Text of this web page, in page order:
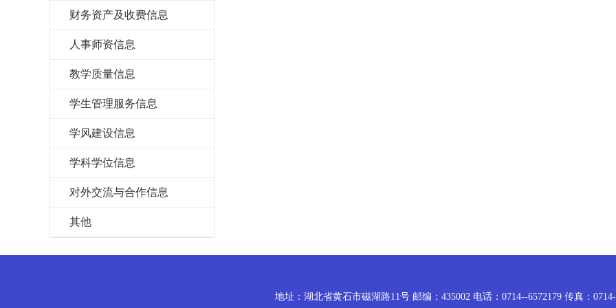
财务资产及收费信息
人事师资信息
教学质量信息
学生管理服务信息
学风建设信息
学科学位信息
对外交流与合作信息
其他
地址：湖北省黄石市磁湖路11号 邮编：435002 电话：0714--6572179 传真：0714-